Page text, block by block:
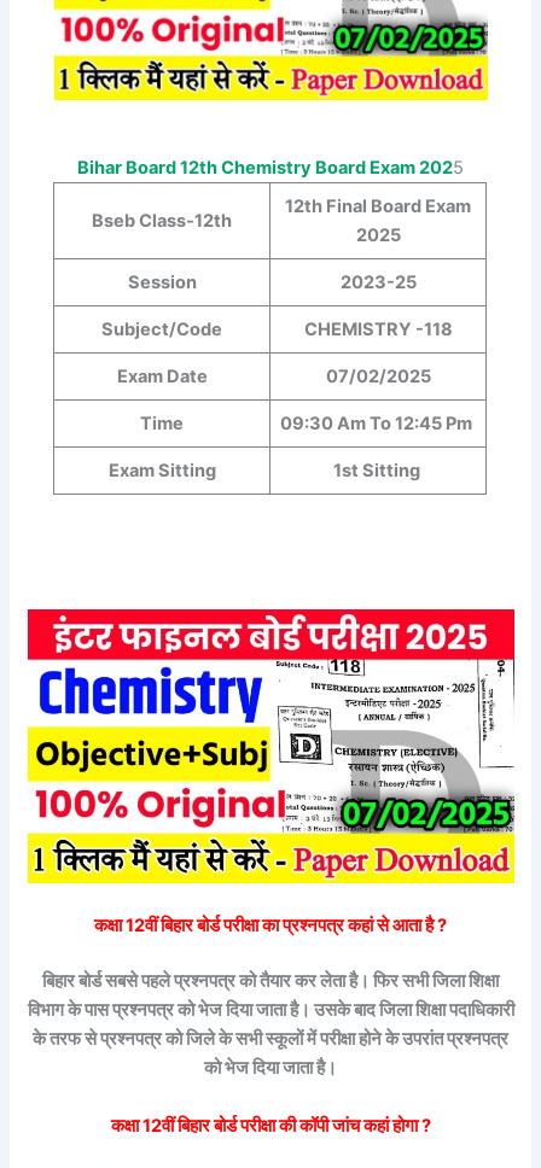
Bihar Board 12thChemistry Board Exam 2025
Bseb Class-12th
12th Final Board Exam
2025
Session 2023-25
Subject/Code CHEMISTRY -118
Exam Date 07/02/2025
Time 09:30 Am To 12:45 Pm
Exam Sitting 1st Sitting
कक्षा 12वींबिहार बोर्डपरीक्षा का प्रश्नपत्र कहां से आता है ?
बिहार बोर्ड सबसे पहले प्रश्नपत्र को तैयार कर लेता है। फिर सभी जिला शिक्षा
विभाग के पास प्रश्नपत्र को भेज दिया जाता है। उसके बाद जिला शिक्षा पदाधिकारी
के तरफ से प्रश्नपत्र को जिले के सभी स्कूलों में परीक्षा होने के उपरांत प्रश्नपत्र
को भेज दिया जाता है।
कक्षा 12वींबिहार बोर्डपरीक्षा की कॉपी जांच कहां होगा ?